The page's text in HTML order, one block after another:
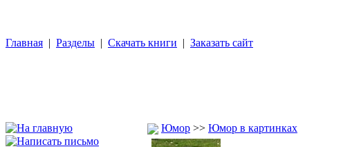
Главная | Разделы | Скачать книги | Заказать сайт
Юмор >> Юмор в картинках